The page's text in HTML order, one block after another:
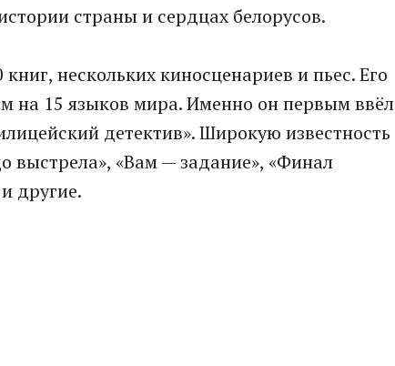
страны и сердцах белорусов.
нескольких киносценариев и пьес. Его
на 15 языков мира. Именно он первым ввёл
детектив». Широкую известность
выстрела», «Вам — задание», «Финал
другие.